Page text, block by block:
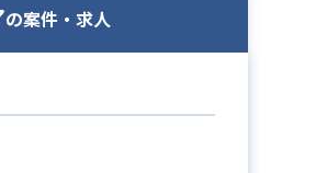
の案件・求人